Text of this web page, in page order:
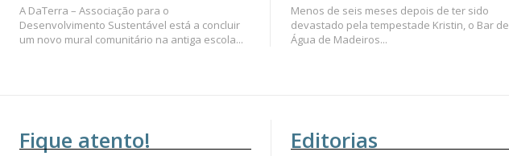
A DaTerra – Associação para o
Desenvolvimento Sustentável está a concluir
um novo mural comunitário na antiga escola...
Menos de seis meses depois de ter sido
devastado pela tempestade Kristin, o Bar de
Água de Madeiros...
Fique atento! Editorias